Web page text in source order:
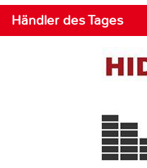
Händler des Tages